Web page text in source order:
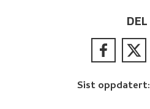
DEL
Sist oppdatert: